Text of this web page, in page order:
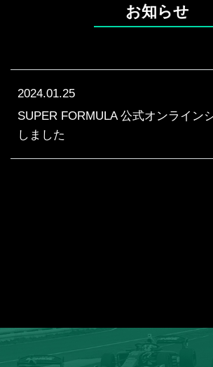
お知らせ
2024.01.25
SUPER FORMULA 公式オンライン
しました